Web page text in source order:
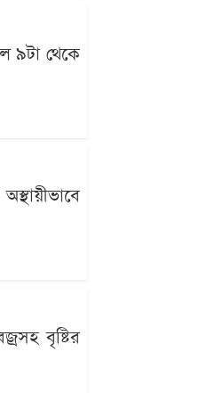
৯টা থেকে
বৃষ্টির